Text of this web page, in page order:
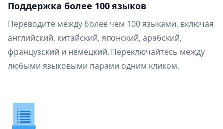
Поддержка более 100 языков
Переводите между более чем 100 языками, включая
английский, китайский, японский, арабский,
французский и немецкий. Переключайтесь между
любыми языковыми парами одним кликом.